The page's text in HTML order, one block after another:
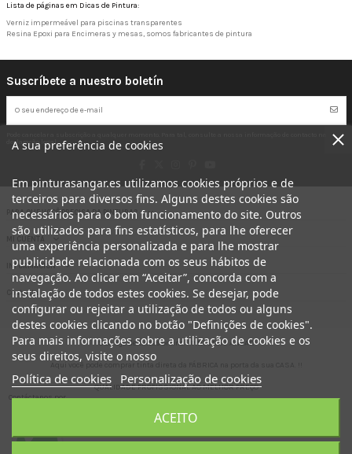
Contáctanos por
Lista de páginas em Dicas de Pintura:
Verniz impermeável para piscinas transparentes
Resina Epoxi para Encimeras y mesas, somos fabricantes de pintura
Suscríbete a nuestro boletín
declaração legal.
PARA QUE VOCÊ PRECISA DA PINTURA?
INFORMACION
Contact us
A sua preferência de cookies
Em pinturasangar.es utilizamos cookies próprios e de
terceiros para diversos fins. Alguns destes cookies são
necessários para o bom funcionamento do site. Outros
são utilizados para fins estatísticos, para lhe oferecer
uma experiência personalizada e para lhe mostrar
publicidade relacionada com os seus hábitos de
navegação. Ao clicar em “Aceitar”, concorda com a
instalação de todos estes cookies. Se desejar, pode
configurar ou rejeitar a utilização de todos ou alguns
destes cookies clicando no botão "Definições de cookies".
Para mais informações sobre a utilização de cookies e os
seus direitos, visite o nosso
Política de cookies Personalização de cookies
ACEITO
Sua loja de tintas online. - PINTURAS ANGAR
Aqui você pode comprar tinta direta da FÁBRICA na porta da sua CASA. !!
QUALIDADE PROFISSIONAL AO MELHOR PREÇO